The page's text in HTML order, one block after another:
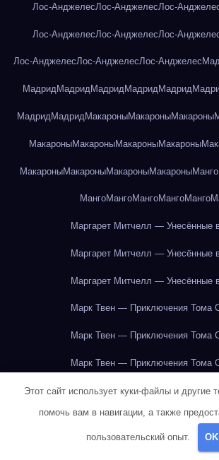
Лос-АнджелесЛос-АнджелесЛос-
Лос-АнджелесЛос-АнджелесЛос-
Лос-АнджелесЛос-АнджелесЛос-Анджелес
МадридМадридМадридМадридМадрид
Мадрид Мадрид МакароныМакароныМакароны
МакароныМакароныМакароныМакароны
МакароныМакароныМакароныМакароныМанго
МангоМангоМангоМангоМанго
Маргарет Митчелл — Унесённые
Маргарет Митчелл — Унесённые
Маргарет Митчелл — Унесённые
Марк Твен — Приключения Тома
Марк Твен — Приключения Тома
Марк Твен — Приключения Тома
Марк Твен — Приключения Тома
Марк Твен — Приключения Тома
Этот сайт использует куки-файлы и другие
помочь вам в навигации, а также
пользовательский опыт. OK